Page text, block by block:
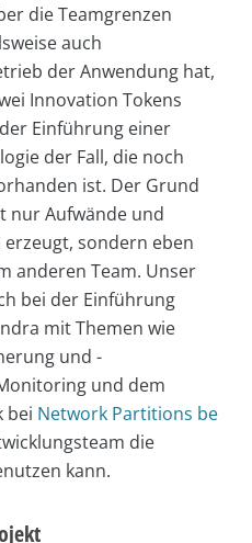
die Teamgrenzen
auch
der Anwendung hat,
Innovation Tokens
Einführung einer
der Fall, die noch
ist. Der Grund
nur Aufwände und
erzeugt, sondern eben
anderen Team. Unser
bei der Einführung
mit Themen wie
und -
und dem
bei Network Partitions be
die
kann.